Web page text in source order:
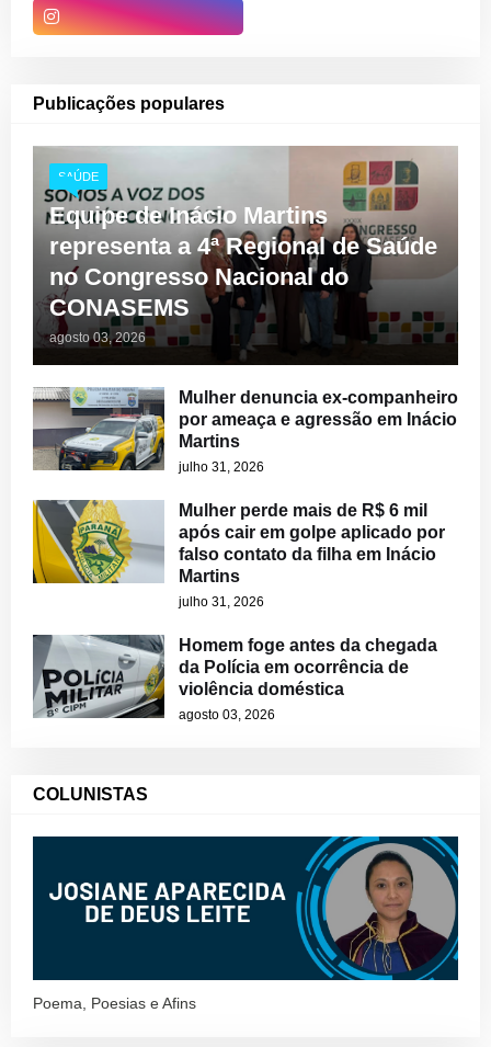
Publicações populares
SAÚDE
Equipe de Inácio Martins
representa a 4ª Regional de Saúde
no Congresso Nacional do
CONASEMS
agosto 03, 2026
Mulher denuncia ex-companheiro
por ameaça e agressão em Inácio
Martins
julho 31, 2026
Mulher perde mais de R$ 6 mil
após cair em golpe aplicado por
falso contato da filha em Inácio
Martins
julho 31, 2026
Homem foge antes da chegada
da Polícia em ocorrência de
violência doméstica
agosto 03, 2026
COLUNISTAS
Poema, Poesias e Afins